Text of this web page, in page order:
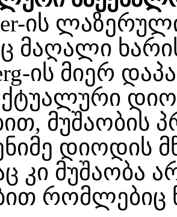
ის
ის მიერ
მუშაობის
დიოდის
კი მუშაობა
რომლებიც